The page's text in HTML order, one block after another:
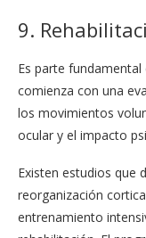
9.
Es parte
comienza con una
los movimientos
ocular y el impacto
Existen estudios que
reorganización
entrenamiento